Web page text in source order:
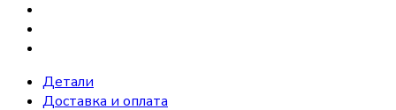
Детали
Доставка и оплата